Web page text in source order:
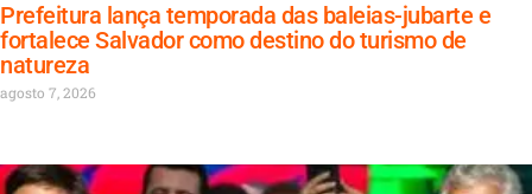
Prefeitura lança temporada das baleias-jubarte e
fortalece Salvador como destino do turismo de
natureza
agosto 7, 2026